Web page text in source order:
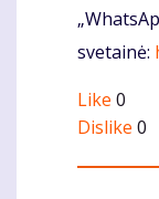
svetainė:
Like 0
Dislike 0